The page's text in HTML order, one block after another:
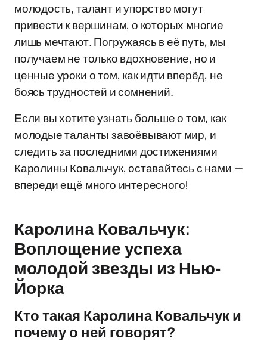
молодость, талант и упорство могут
привести к вершинам, о которых многие
лишь мечтают. Погружаясь в её путь, мы
получаем не только вдохновение, но и
ценные уроки о том, как идти вперёд, не
боясь трудностей и сомнений.
Если вы хотите узнать больше о том, как
молодые таланты завоёвывают мир, и
следить за последними достижениями
Каролины Ковальчук, оставайтесь с нами —
впереди ещё много интересного!
Каролина Ковальчук:
Воплощение успеха
молодой звезды из Нью-
Йорка
Кто такая Каролина Ковальчук и
почему о ней говорят?